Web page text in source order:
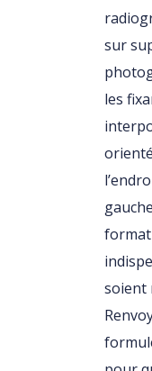
sur
les
format
soient